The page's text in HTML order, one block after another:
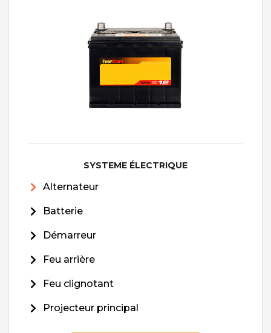
SYSTEME ÉLECTRIQUE
Alternateur
Batterie
Démarreur
Feu arrière
Feu clignotant
Projecteur principal